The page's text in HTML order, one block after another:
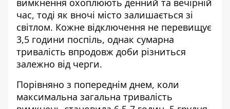
вимкнення охоплюють денний та вечірній
час, тоді як вночі місто залишається зі
світлом. Кожне відключення не перевищує
3,5 години поспіль, однак сумарна
тривалість впродовж доби різниться
залежно від черги.
Порівняно з попереднім днем, коли
максимальна загальна тривалість